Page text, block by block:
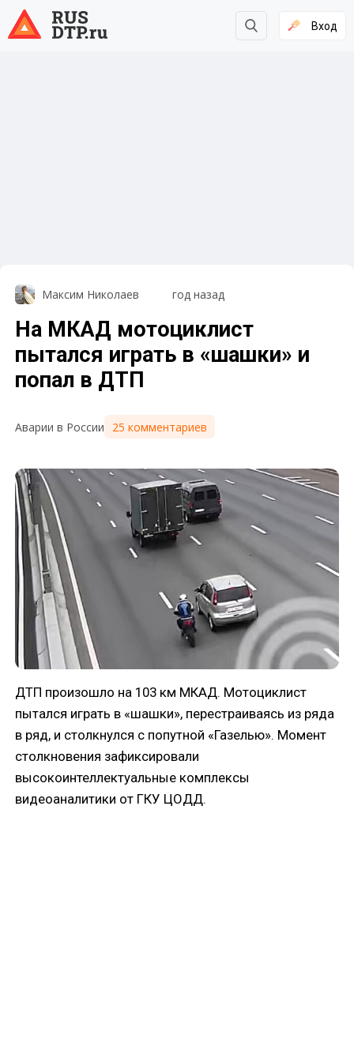
Вход
Максим Николаев год назад
На МКАД мотоциклист
пытался играть в «шашки» и
попал в ДТП
Аварии в России 25 комментариев
ДТП произошло на 103 км МКАД. Мотоциклист
пытался играть в «шашки», перестраиваясь из ряда
в ряд, и столкнулся с попутной «Газелью». Момент
столкновения зафиксировали
высокоинтеллектуальные комплексы
видеоаналитики от ГКУ ЦОДД.